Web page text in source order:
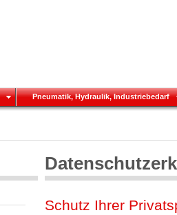
Pneumatik, Hydraulik, Industriebedarf
Schutz Ihrer